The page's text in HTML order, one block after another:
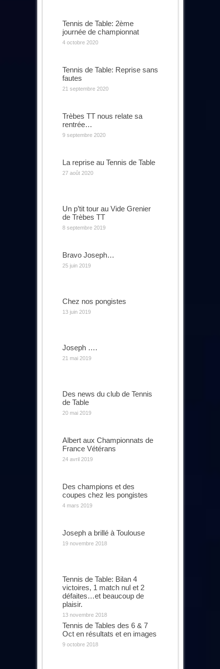
Tennis de Table: 2ème
journée de championnat
4 octobre 2020
Tennis de Table: Reprise sans
fautes
21 septembre 2020
Trèbes TT nous relate sa
rentrée…
9 septembre 2020
La reprise au Tennis de Table
27 août 2020
Un p’tit tour au Vide Grenier
de Trèbes TT
8 septembre 2019
Bravo Joseph…
25 juin 2019
Chez nos pongistes
13 juin 2019
Joseph ….
21 mai 2019
Des news du club de Tennis
de Table
20 mai 2019
Albert aux Championnats de
France Vétérans
24 avril 2019
Des champions et des
coupes chez les pongistes
4 mars 2019
Joseph a brillé à Toulouse
19 novembre 2018
Tennis de Table: Bilan 4
victoires, 1 match nul et 2
défaites…et beaucoup de
plaisir.
13 novembre 2018
Tennis de Tables des 6 & 7
Oct en résultats et en images
9 octobre 2018